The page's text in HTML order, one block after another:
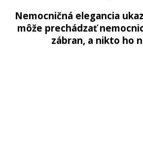
Nemocničná elegancia
môže prechádzať
zábran, a nikto ho